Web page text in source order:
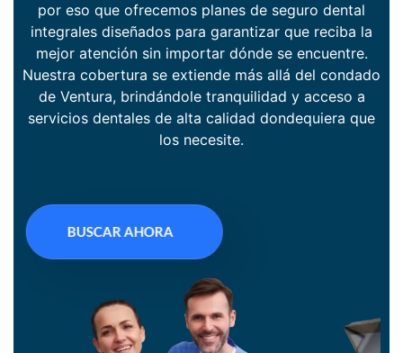
por eso que ofrecemos planes de seguro dental
integrales diseñados para garantizar que reciba la
mejor atención sin importar dónde se encuentre.
Nuestra cobertura se extiende más allá del condado
de Ventura, brindándole tranquilidad y acceso a
servicios dentales de alta calidad dondequiera que
los necesite.
BUSCAR AHORA